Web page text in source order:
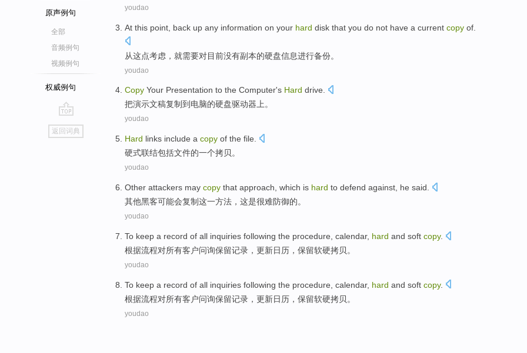
原声例句
全部
音频例句
视频例句
权威例句
go
top
返回词典
youdao
At this point , back up any information on your hard disk that you do not have a current copy of
从这点考虑，就需要对目前没有副本的硬盘信息进行备份。
youdao
Copy Your Presentation to the Computer's Hard drive.
把演示文稿复制到 电脑的硬盘驱动器上。
youdao
Hard links include a copy of the file
硬式联结包括文件的一个拷贝 。
youdao
Other attackers may copy that approach which is hard to defend against, he said.
其他黑客可能会复制这一方法 ， 这是很难防御的。
youdao
To keep a record of all inquiries following the procedure calendar, hard and soft copy.
根据流程对所有客户问询保留记录 ， 更新日历 ，保留软硬拷贝 。
youdao
To keep a record of all inquiries following the procedure calendar, hard and soft copy.
根据流程对所有客户问询保留记录 ， 更新日历 ，保留软硬拷贝 。
youdao